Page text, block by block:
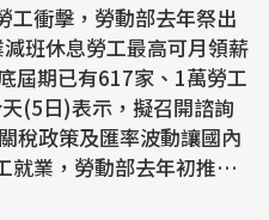
工衝擊，勞動部去年祭出
減班休息勞工最高可月領薪
屆期已有617家、1萬勞工
(5日)表示，擬召開諮詢
就業，勞動部去年初推動